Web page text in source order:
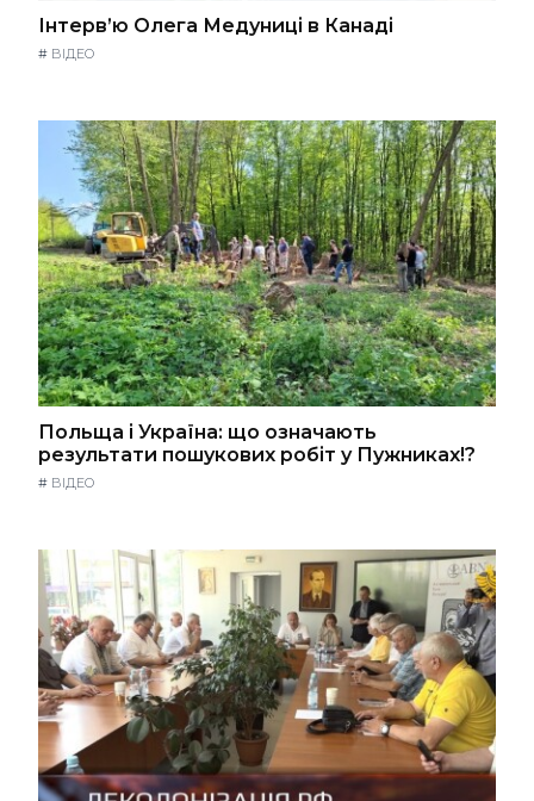
Інтерв’ю Олега Медуниці в Канаді
# ВІДЕО
Польща і Україна: що означають
результати пошукових робіт у Пужниках!?
# ВІДЕО